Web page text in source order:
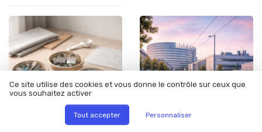
Ce site utilise des cookies et vous donne le contrôle sur ceux que
vous souhaitez activer
Tout accepter Personnaliser